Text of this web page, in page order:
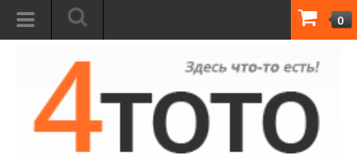
0